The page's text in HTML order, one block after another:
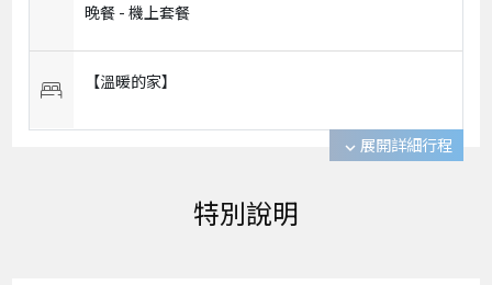
晚餐 -機上套餐
【溫暖的家】
expand_more 展開詳細行程